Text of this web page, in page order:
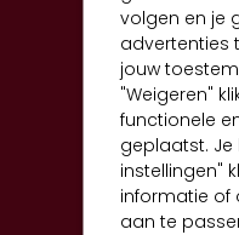
volgen en je
advertenties
jouw
"Weigeren"
functionele
geplaatst.
instellingen"
informatie of
aan te